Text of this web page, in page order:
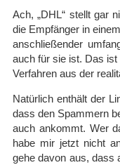
Ach, „DHL“ stellt gar
die Empfänger in
anschließender
auch für sie ist. Das
Verfahren aus der
Natürlich enthält der
dass den Spammern
auch ankommt. Wer
habe mir jetzt nicht
gehe davon aus, dass